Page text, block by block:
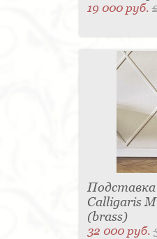
19 000 руб.
Calligaris
(brass)
32 000 руб.